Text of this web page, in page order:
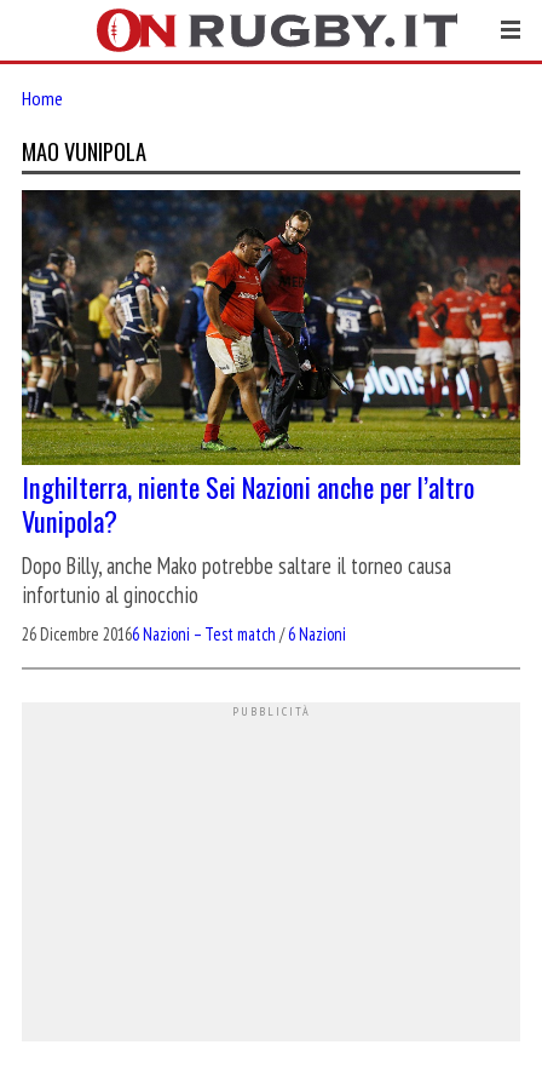
Home
MAO VUNIPOLA
Inghilterra, niente Sei Nazioni anche per l’altro
Vunipola?
Dopo Billy, anche Mako potrebbe saltare il torneo causa
infortunio al ginocchio
26 Dicembre 20166 Nazioni – Test match /6 Nazioni